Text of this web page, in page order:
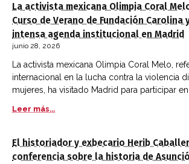
La activista mexicana Olimpia Coral
Curso de Verano de Fundación
intensa agenda institucional en Madrid
junio 28, 2026
La activista mexicana Olimpia Coral Melo,
internacional en la lucha contra la violencia
mujeres, ha visitado Madrid para participar en
Leer más...
El historiador y exbecario Herib
conferencia sobre la historia de